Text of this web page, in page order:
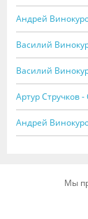
Андрей
Василий
Василий
Артур Стручков
Андрей
Мы